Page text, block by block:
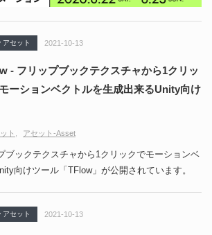
アセット 2021-10-13
- フリップブックテクスチャから1クリッ
ーションベクトルを生成出来るUnity向け
ト アセット-Asset
ブックテクスチャから1クリックでモーションベ
向けツール「TFlow」が公開されています。
アセット 2021-10-13